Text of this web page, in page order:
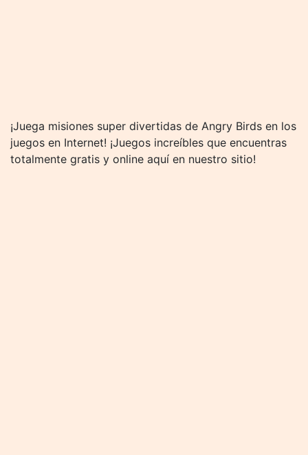
¡Juega misiones super divertidas de Angry Birds en los
juegos en Internet! ¡Juegos increíbles que encuentras
totalmente gratis y online aquí en nuestro sitio!